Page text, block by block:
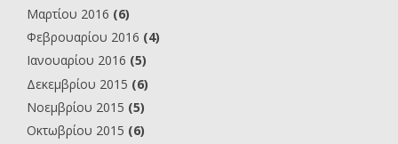
Μαρτίου 2016 (6)
Φεβρουαρίου 2016 (4)
Ιανουαρίου 2016 (5)
Δεκεμβρίου 2015 (6)
Νοεμβρίου 2015 (5)
Οκτωβρίου 2015 (6)